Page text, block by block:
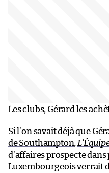
Les clubs, Gérard les
Si l’on savait déjà que
de Southampton,
d’affaires prospecte
Luxembourgeois verrait